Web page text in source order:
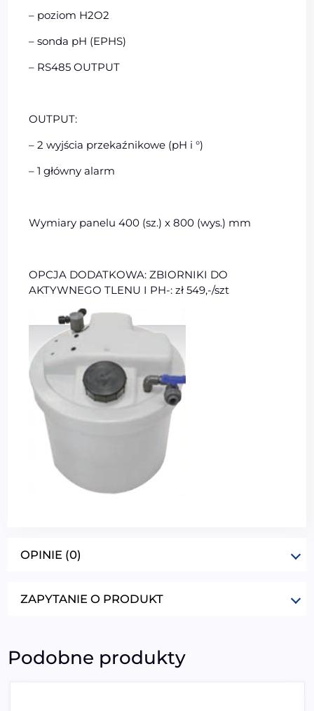
– poziom H2O2
– sonda pH (EPHS)
– RS485 OUTPUT
OUTPUT:
– 2 wyjścia przekaźnikowe (pH i °)
– 1 główny alarm
Wymiary panelu 400 (sz.) x 800 (wys.) mm
OPCJA DODATKOWA: ZBIORNIKI DO
AKTYWNEGO TLENU I PH-: zł 549,-/szt
OPINIE (0)
ZAPYTANIE O PRODUKT
Podobne produkty